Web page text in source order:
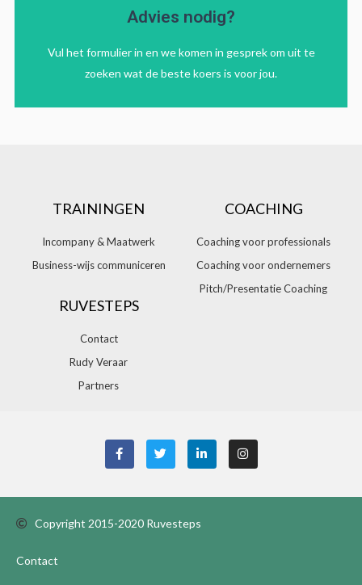
Advies nodig?
Vul het formulier in en we komen in gesprek om uit te
zoeken wat de beste koers is voor jou.
TRAININGEN
Incompany & Maatwerk
Business-wijs communiceren
COACHING
Coaching voor professionals
Coaching voor ondernemers
Pitch/Presentatie Coaching
RUVESTEPS
Contact
Rudy Veraar
Partners
Copyright 2015-2020 Ruvesteps
Contact